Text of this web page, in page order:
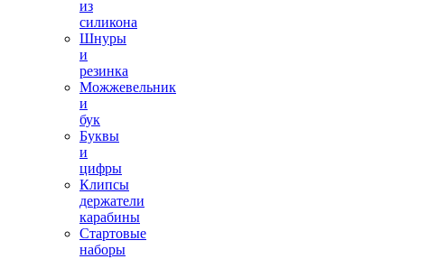
из
силикона
Шнуры
и
резинка
Можжевельник
и
бук
Буквы
и
цифры
Клипсы
держатели
карабины
Стартовые
наборы